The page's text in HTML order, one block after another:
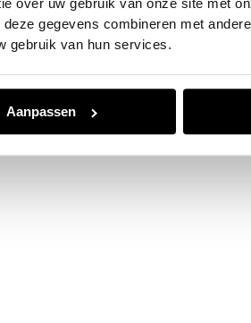
over uw gebruik van onze site met
gegevens combineren met
gebruik van hun services.
Aanpassen